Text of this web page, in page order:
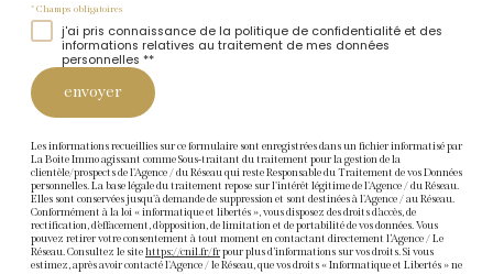
* Champs obligatoires
j'ai pris connaissance de la politique de confidentialité et des
informations relatives au traitement de mes données
personnelles **
envoyer
Les informations recueillies sur ce formulaire sont enregistrées dans un fichier informatisé par
La Boite Immo agissant comme Sous-traitant du traitement pour la gestion de la
clientèle/prospects de l'Agence / du Réseau qui reste Responsable du Traitement de vos Données
personnelles. La base légale du traitement repose sur l'intérêt légitime de l'Agence / du Réseau.
Elles sont conservées jusqu'à demande de suppression et sont destinées à l'Agence / au Réseau.
Conformément à la loi « informatique et libertés », vous disposez des droits d’accès, de
rectification, d’effacement, d’opposition, de limitation et de portabilité de vos données. Vous
pouvez retirer votre consentement à tout moment en contactant directement l’Agence / Le
Réseau. Consultez le sitehttps://cnil.fr/frpour plus d’informations sur vos droits. Si vous
estimez, après avoir contacté l'Agence / le Réseau, que vos droits « Informatique et Libertés » ne